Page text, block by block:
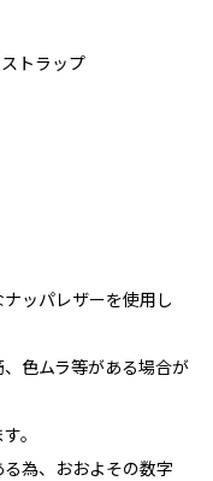
トラップ
ッパレザーを使用し
色ムラ等がある場合が
。
為、おおよその数字